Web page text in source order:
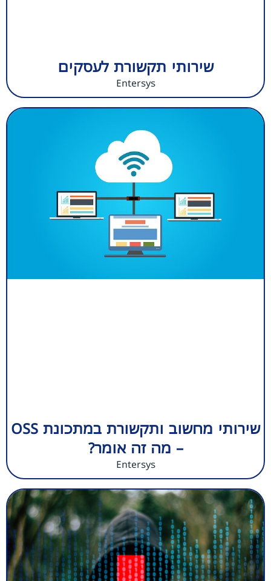
שירותי תקשורת לעסקים
Entersys
שירותי מחשוב ותקשורת במתכונת OSS
– מה זה אומר?
Entersys